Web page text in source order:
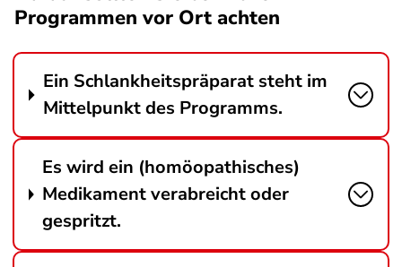
Programmen vor Ort achten
Ein Schlankheitspräparat steht im
Mittelpunkt des Programms.
Es wird ein (homöopathisches)
Medikament verabreicht oder
gespritzt.